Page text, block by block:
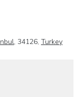
, 34126, Turkey